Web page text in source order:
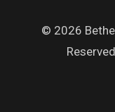
© 2026